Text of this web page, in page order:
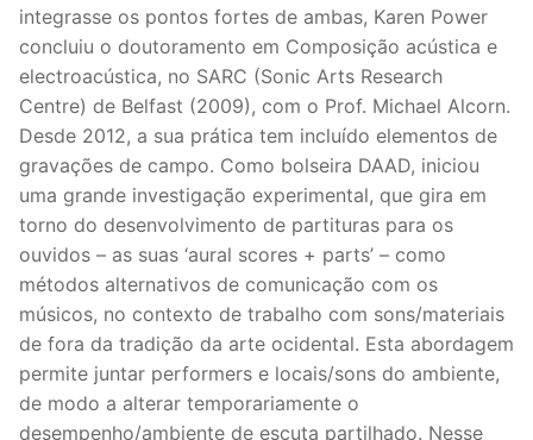
integrasse os pontos fortes de ambas, Karen Power
concluiu o doutoramento em Composição acústica e
electroacústica, no SARC (Sonic Arts Research
Centre) de Belfast (2009), com o Prof. Michael Alcorn.
Desde 2012, a sua prática tem incluído elementos de
gravações de campo. Como bolseira DAAD, iniciou
uma grande investigação experimental, que gira em
torno do desenvolvimento de partituras para os
ouvidos – as suas ‘aural scores + parts’ – como
métodos alternativos de comunicação com os
músicos, no contexto de trabalho com sons/materiais
de fora da tradição da arte ocidental. Esta abordagem
permite juntar performers e locais/sons do ambiente,
de modo a alterar temporariamente o
desempenho/ambiente de escuta partilhado. Nesse